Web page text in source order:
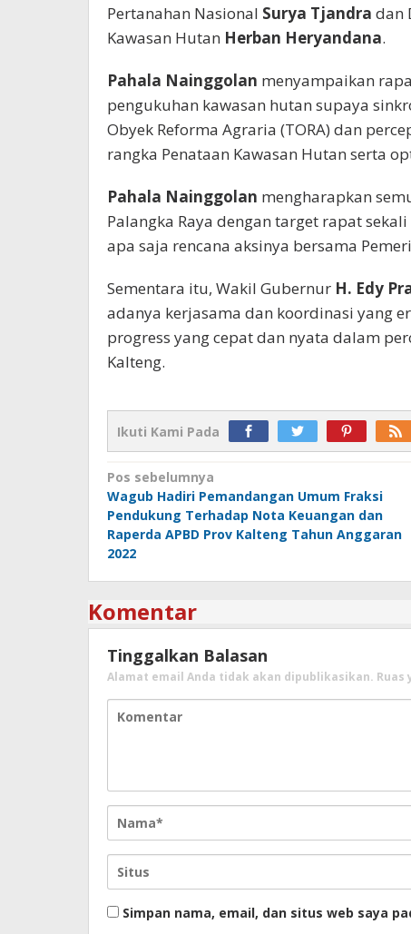
Pertanahan Nasional Surya Tjandra dan
Kawasan Hutan Herban Heryandana.
Pahala Nainggolan menyampaikan
pengukuhan kawasan hutan supaya
Obyek Reforma Agraria (TORA) dan
rangka Penataan Kawasan Hutan serta
Pahala Nainggolan mengharapkan
Palangka Raya dengan target rapat
apa saja rencana aksinya bersama
Sementara itu, Wakil Gubernur H. Edy
adanya kerjasama dan koordinasi yang
progress yang cepat dan nyata dalam
Kalteng.
Ikuti Kami Pada
Navigasi
pos
Pos sebelumnya
Wagub Hadiri Pemandangan Umum Fraksi
Pendukung Terhadap Nota Keuangan dan
Raperda APBD Prov Kalteng Tahun Anggaran
2022
Komentar
Tinggalkan Balasan
Alamat email Anda tidak akan dipublikasikan. Ruas
Simpan nama, email, dan situs web saya